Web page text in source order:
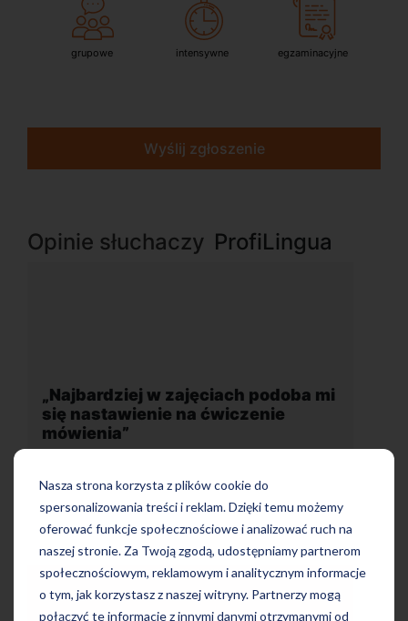
Nasza strona korzysta z plików cookie do
spersonalizowania treści i reklam. Dzięki temu możemy
oferować funkcje społecznościowe i analizować ruch na
naszej stronie. Za Twoją zgodą, udostępniamy partnerom
społecznościowym, reklamowym i analitycznym informacje
o tym, jak korzystasz z naszej witryny. Partnerzy mogą
połączyć te informacje z innymi danymi otrzymanymi od
grupowe intensywne egzaminacyjne
Wyślij zgłoszenie
Opinie słuchaczy ProfiLingua
„Wygodna, nowoczesna szkoła
położona w dogodnej lokalizacji”